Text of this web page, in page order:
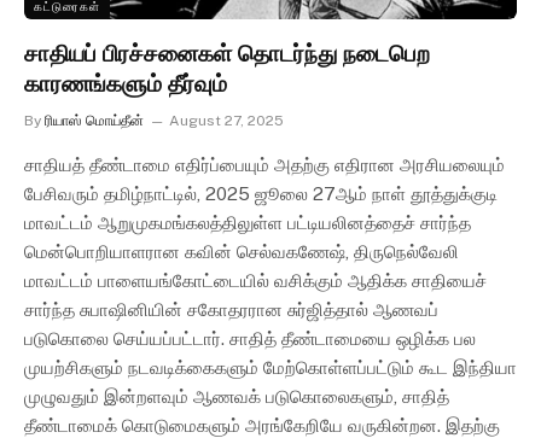
கட்டுரைகள்
சாதியப் பிரச்சனைகள் தொடர்ந்து நடைபெற
காரணங்களும் தீர்வும்
By ரியாஸ் மொய்தீன் August 27, 2025
சாதியத் தீண்டாமை எதிர்ப்பையும் அதற்கு எதிரான அரசியலையும்
பேசிவரும் தமிழ்நாட்டில், 2025 ஜூலை 27ஆம் நாள் தூத்துக்குடி
மாவட்டம் ஆறுமுகமங்கலத்திலுள்ள பட்டியலினத்தைச் சார்ந்த
மென்பொறியாளரான கவின் செல்வகணேஷ், திருநெல்வேலி
மாவட்டம் பாளையங்கோட்டையில் வசிக்கும் ஆதிக்க சாதியைச்
சார்ந்த சுபாஷினியின் சகோதரரான சுர்ஜித்தால் ஆணவப்
படுகொலை செய்யப்பட்டார். சாதித் தீண்டாமையை ஒழிக்க பல
முயற்சிகளும் நடவடிக்கைகளும் மேற்கொள்ளப்பட்டும் கூட இந்தியா
முழுவதும் இன்றளவும் ஆணவக் படுகொலைகளும், சாதித்
தீண்டாமைக் கொடுமைகளும் அரங்கேறியே வருகின்றன. இதற்கு